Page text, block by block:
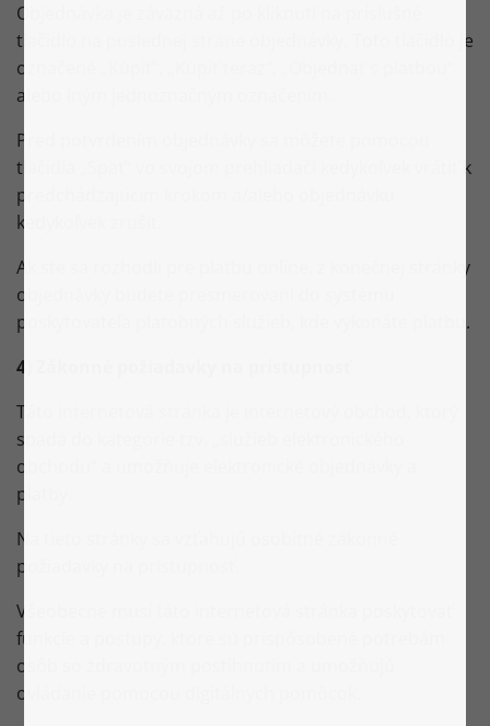
Objednávka je záväzná až po kliknutí na príslušné
tlačidlo na poslednej strane objednávky. Toto tlačidlo je
označené „Kúpiť“, „Kúpiť teraz“, „Objednať s platbou“
alebo iným jednoznačným označením.
Pred potvrdením objednávky sa môžete pomocou
tlačidla „Späť“ vo svojom prehliadači kedykoľvek vrátiť k
predchádzajúcim krokom a/alebo objednávku
kedykoľvek zrušiť.
Ak ste sa rozhodli pre platbu online, z konečnej stránky
objednávky budete presmerovaní do systému
poskytovateľa platobných služieb, kde vykonáte platbu.
4) Zákonné požiadavky na prístupnosť
Táto internetová stránka je internetový obchod, ktorý
spadá do kategorie tzv. „služieb elektronického
obchodu“ a umožňuje elektronické objednávky a
platby.
Na tieto stránky sa vzťahujú osobitné zákonné
požiadavky na prístupnosť.
Všeobecne musí táto internetová stránka poskytovať
funkcie a postupy, ktoré sú prispôsobené potrebám
osôb so zdravotným postihnutím a umožňujú
ovládanie pomocou digitálnych pomôcok.